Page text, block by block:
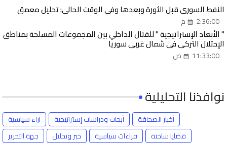
النفط السوري قبل الثورة وبعدها وفي الوقت الحالي: تحليل معمق
2:36:00 م
" الأبعاد الإستراتيجية " للقتال الداخلي بين المجموعات المسلحة بمناطق
الإحتلال التركي في شمال غربي سوريا
11:33:00 ص
نوافذنا التحليلية
آراء سياسية أبحاث ودراسات إستراتيجية
أخبار الصحافة
جهة التحرير
خبر وتحليل قراءات سياسية
قضايا ساخنة